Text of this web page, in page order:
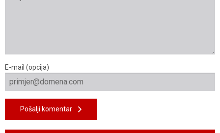
E-mail (opcija)
Pošalji komentar